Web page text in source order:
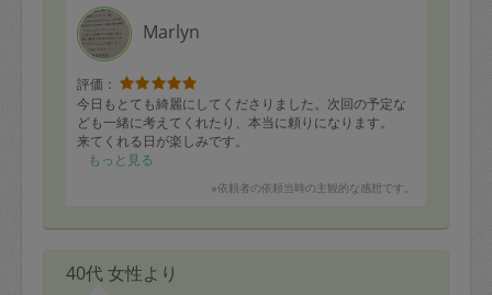
Marlyn
評価：
今日もとても綺麗にしてくださりました。次回の予定な
ども一緒に考えてくれたり、本当に頼りになります。
来てくれる日が楽しみです。
もっと見る
※依頼者の依頼当時の主観的な感想です。
40代 女性より